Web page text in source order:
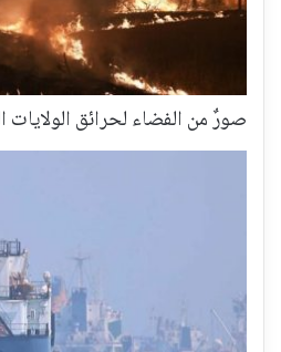
صورٌ من الفضاء لحرائق الولايات